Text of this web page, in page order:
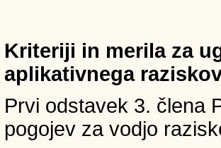
Kriteriji in merila za
aplikativnega
Prvi odstavek 3. člena
pogojev za vodjo